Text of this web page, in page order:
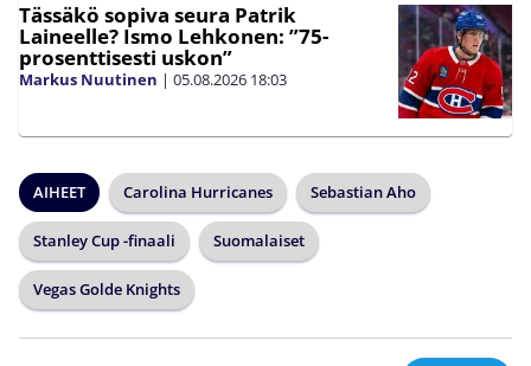
Tässäkö sopiva seura Patrik
Laineelle? Ismo Lehkonen: ”75-
prosenttisesti uskon”
Markus Nuutinen | 05.08.2026 18:03
AIHEET Carolina Hurricanes Sebastian Aho
Stanley Cup -finaali Suomalaiset
Vegas Golde Knights